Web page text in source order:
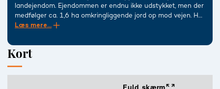
landejendom. Ejendommen er endnu ikke udstykket, men der
medfølger ca. 1,6 ha omkringliggende jord op mod vejen. Her
har du muligheden for at have hestehold samt hobby
åben gårdsplads. Til huset er der god ugeneret nem have
med god udsigt over marker. Af udbygninger kan nævnes
solidt rødstens udhus/gl. stald samt maskinhus
sammenbygget med stalden også i røde mursten.
Læs mere...
Kort
Fuld skærm